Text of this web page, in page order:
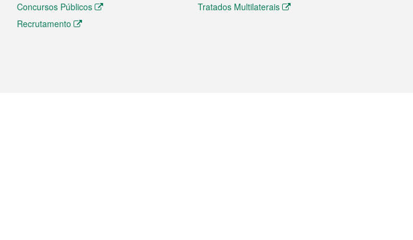
Concursos Públicos
Recrutamento
Tratados Multilaterais